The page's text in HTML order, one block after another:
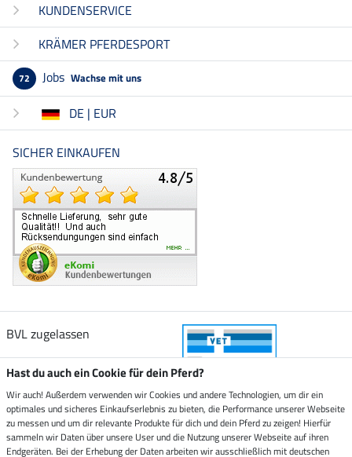
KUNDENSERVICE
KRÄMER PFERDESPORT
72 Jobs Wachse mit uns
DE | EUR
SICHER EINKAUFEN
BVL zugelassen
Zustellung durch
Hast du auch ein Cookie für dein Pferd?
Wir auch! Außerdem verwenden wir Cookies und andere Technologien, um dir ein
optimales und sicheres Einkaufserlebnis zu bieten, die Performance unserer Webseite
zu messen und um dir relevante Produkte für dich und dein Pferd zu zeigen! Hierfür
sammeln wir Daten über unsere User und die Nutzung unserer Webseite auf ihren
Endgeräten. Bei der Erhebung der Daten arbeiten wir ausschließlich mit deutschen